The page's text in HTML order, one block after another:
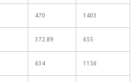
470 1403
372.89 655
634 1156